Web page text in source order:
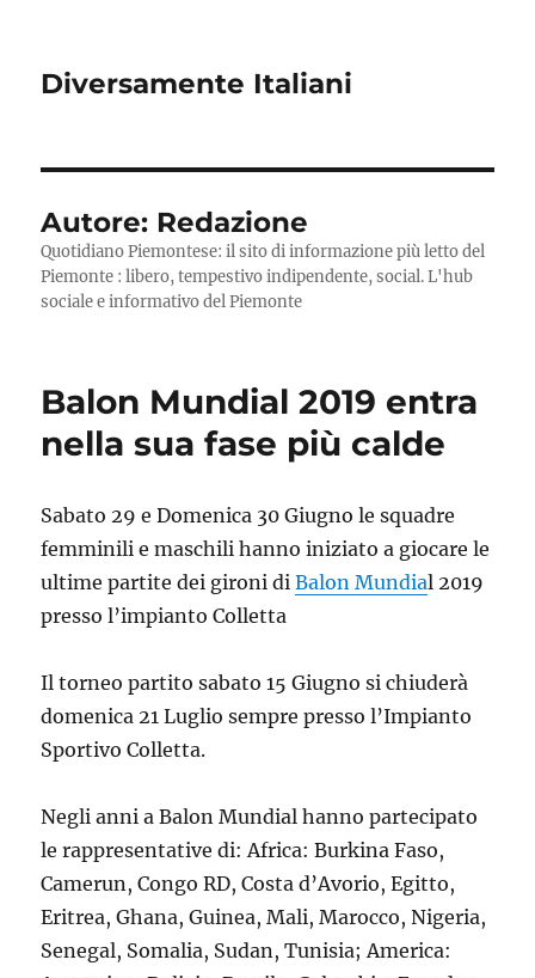
Diversamente Italiani
Autore: Redazione
Quotidiano Piemontese: il sito di informazione più letto del
Piemonte : libero, tempestivo indipendente, social. L'hub
sociale e informativo del Piemonte
Balon Mundial 2019 entra
nella sua fase più calde
Sabato 29 e Domenica 30 Giugno le squadre
femminili e maschili hanno iniziato a giocare le
ultime partite dei gironi diBalon Mundial 2019
presso l’impianto Colletta
Il torneo partito sabato 15 Giugno si chiuderà
domenica 21 Luglio sempre presso l’Impianto
Sportivo Colletta.
Negli anni a Balon Mundial hanno partecipato
le rappresentative di: Africa: Burkina Faso,
Camerun, Congo RD, Costa d’Avorio, Egitto,
Eritrea, Ghana, Guinea, Mali, Marocco, Nigeria,
Senegal, Somalia, Sudan, Tunisia; America: